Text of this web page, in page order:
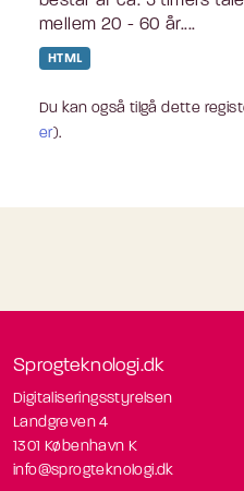
mellem 20 - 60 år....
HTML
Du kan også tilgå dette
er).
Sprogteknologi.dk
Digitaliseringsstyrelsen
Landgreven 4
1301 København K
info@sprogteknologi.dk